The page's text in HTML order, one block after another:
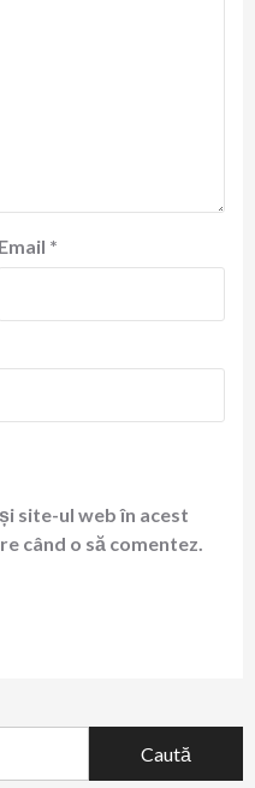
Email *
site-ul web în acest
când o să comentez.